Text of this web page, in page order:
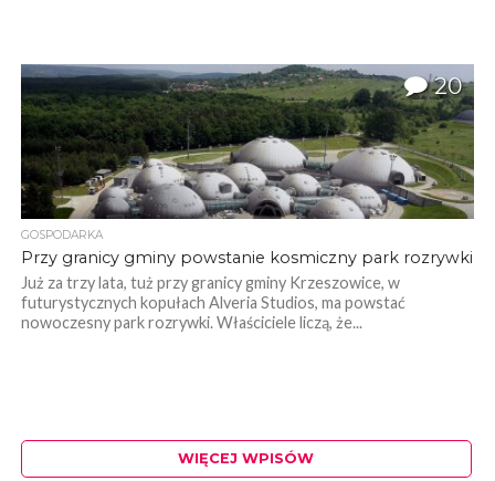
20
GOSPODARKA
Przy granicy gminy powstanie kosmiczny park rozrywki
Już za trzy lata, tuż przy granicy gminy Krzeszowice, w
futurystycznych kopułach Alveria Studios, ma powstać
nowoczesny park rozrywki. Właściciele liczą, że...
WIĘCEJ WPISÓW